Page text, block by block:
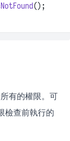
();
有的權限。可
檢查前執行的